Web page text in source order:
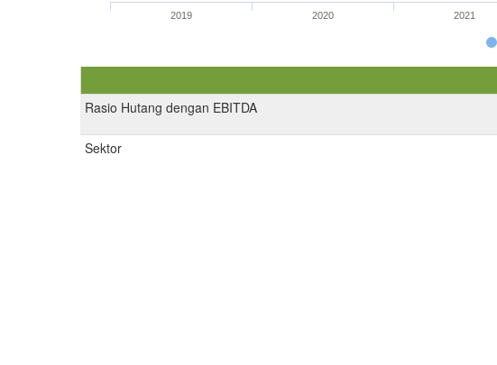
2019 2020 2021
Rasio Hutang dengan EBITDA
Sektor